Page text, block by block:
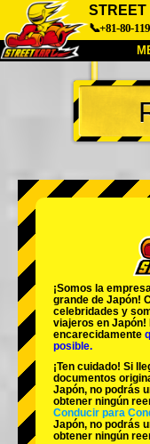
📞+81-80-
Acerca de
Empresa
Tokyo Shinagawa
Tokyo
Tokyo Shibuya
Tokyo Asakusa
¡Somos la
grande de Japón!
celebridades y
viajeros en Japón!
encarecidamente
posible.
¡Ten cuidado! Si
documentos
Japón, no podrás
obtener ningún
Conducir para
Japón, no podrás
obtener ningún